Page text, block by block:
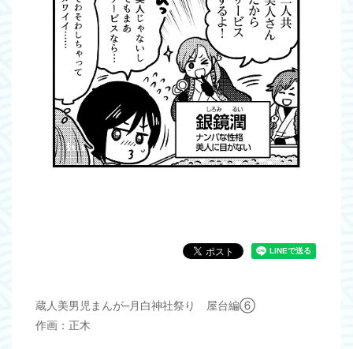
蔵人美男児まんが–月白神社祭り 屋台編⑥
作画：正木